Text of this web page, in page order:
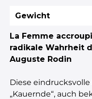
Gewicht
La Femme
radikale Wahrheit
Auguste Rodin
Diese
„Kauernde“, auch